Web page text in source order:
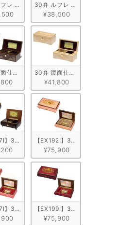
ラウン
レ メープル ホワイト30弁 ルフレ メープル ワイン
¥38,500
仕上げ ウォールナット
30弁 鏡面仕上げ メープル
¥41,800
ンラインショップ限定！天窓BOX
】30弁 ORPHEUS 突板仕上げ　ブラウ
【EX192I】30弁 ORPHEUS
¥75,900
タリア象嵌小物入れ付き　ピンク/花柄
】30弁 ORPHEUS イタリア象嵌小物入
【EX199I】30弁 ORPHEUS
¥75,900